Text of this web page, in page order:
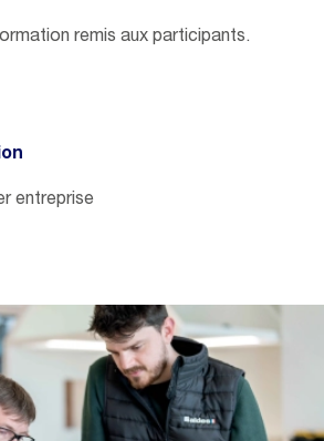
remis aux participants.
entreprise